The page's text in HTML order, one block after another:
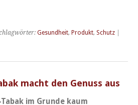
Gesundheit, Produkt, Schutz
macht den Genuss aus
im Grunde kaum